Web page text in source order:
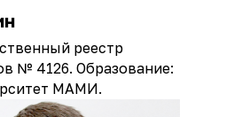
реестр
№ 4126. Образование:
МАМИ.